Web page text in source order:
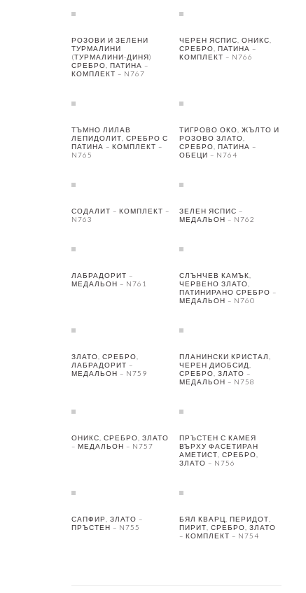
РОЗОВИ И ЗЕЛЕНИ
ТУРМАЛИНИ
(ТУРМАЛИНИ-ДИНЯ)
СРЕБРО, ПАТИНА –
КОМПЛЕКТ – N767
ЧЕРЕН ЯСПИС, ОНИКС,
СРЕБРО, ПАТИНА –
КОМПЛЕКТ – N766
ТЪМНО ЛИЛАВ
ЛЕПИДОЛИТ, СРЕБРО С
ПАТИНА – КОМПЛЕКТ –
N765
ТИГРОВО ОКО, ЖЪЛТО И
РОЗОВО ЗЛАТО,
СРЕБРО, ПАТИНА –
ОБЕЦИ – N764
СОДАЛИТ – КОМПЛЕКТ –
N763
ЗЕЛЕН ЯСПИС –
МЕДАЛЬОН – N762
ЛАБРАДОРИТ –
МЕДАЛЬОН – N761
СЛЪНЧЕВ КАМЪК,
ЧЕРВЕНО ЗЛАТО,
ПАТИНИРАНО СРЕБРО –
МЕДАЛЬОН – N760
ЗЛАТО, СРЕБРО,
ЛАБРАДОРИТ –
МЕДАЛЬОН – N759
ПЛАНИНСКИ КРИСТАЛ,
ЧЕРЕН ДИОБСИД,
СРЕБРО, ЗЛАТО –
МЕДАЛЬОН – N758
ОНИКС, СРЕБРО, ЗЛАТО
– МЕДАЛЬОН – N757
ПРЪСТЕН С КАМЕЯ
ВЪРХУ ФАСЕТИРАН
АМЕТИСТ, СРЕБРО,
ЗЛАТО – N756
САПФИР, ЗЛАТО –
ПРЪСТЕН – N755
БЯЛ КВАРЦ, ПЕРИДОТ,
ПИРИТ, СРЕБРО, ЗЛАТО
– КОМПЛЕКТ – N754